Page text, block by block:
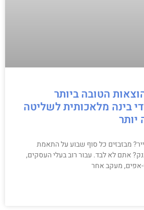
הטובה ביותר
בינה מלאכותית לשליטה
יותר
מבזבזים כל סוף שבוע על התאמת
אתם לא לבד. עבור רוב בעלי העסקים,
אפים, מעקב אחר